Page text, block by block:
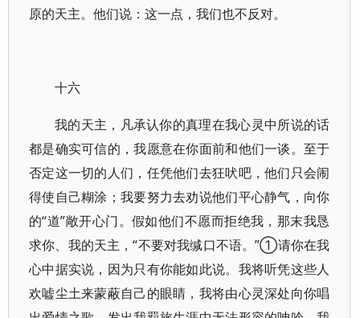
原的天主。他们说：这一点，我们也不反对。
十六
我的天主，凡承认你的真理在我心灵中所说的话
都是确实可信的，我愿意在你面前和他们一谈。至于
否定这一切的人们，任凭他们去狂吠吧，他们只会闹
得使自己糊涂；我要努力去劝说他们平心静气，向你
的“道”敞开心门。假如他们不愿而拒绝我，那末我恳
求你、我的天主，“不要对我缄口不语。”①请你在我
心中据实说，因为只有你能如此说。我将听凭这些人
欢嘘尘土来蒙蔽自己的眼睛，我将由心灵深处向你唱